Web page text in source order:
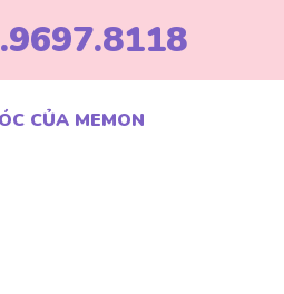
CỦA MEMON